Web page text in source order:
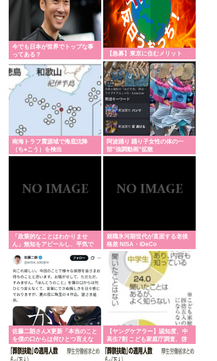
今でも日本が世界でトップな事
ってある？
【急募】東京に住むメリット
南海トラフ震源域で海底沈降
（ち●こう）を検出
阿波踊り 踊り子女性の体の一
部”強調動画”拡散
「政策的なことはわかりませ
ん」無知をアピールし、平気で
る”納得の理由
就職氷河期世代が直面する老後
格差 NISA・iDeCo
佐藤二朗さんX更新「本当のこと
を僕の口からは何ひとつ言えな
くて悔しさを日々感じてます」
【ヤングケアラー】認知度、中
高生7割 こども家庭庁調査、啓
発進む